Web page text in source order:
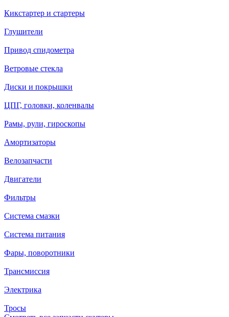
Кикстартер и стартеры
Глушители
Привод спидометра
Ветровые стекла
Диски и покрышки
ЦПГ, головки, коленвалы
Рамы, рули, гироскопы
Амортизаторы
Велозапчасти
Двигатели
Фильтры
Система смазки
Система питания
Фары, поворотники
Трансмиссия
Электрика
Тросы